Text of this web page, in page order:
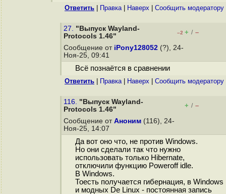
Ответить Правка| Наверх Cообщить модератору
27. "Выпуск Wayland-
Protocols 1.46"
–2 + / –
Сообщение от iPony128052 (?), 24-
Ноя-25, 09:41
Всё познаётся в сравнении
Ответить Правка| Наверх Cообщить модератору
116. "Выпуск Wayland-
Protocols 1.46"
+ / –
Сообщение от Аноним (116), 24-
Ноя-25, 14:07
Да вот оно что, не против Windows.
Но они сделали так что нужно
использовать только Hibernate,
отключили функцию Poweroff idle.
В Windows.
Тоесть получается гибернация, в Windows
и модных De Linux - постоянная запись